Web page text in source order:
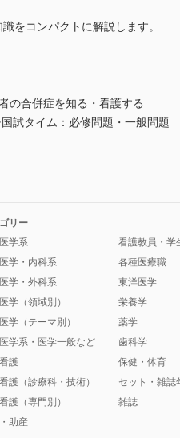
をコンパクトに解説します。
の合併症を知る・看護する
試タイム：必修問題・一般問題
リー
学系
学・内科系
学・外科系
学（領域別）
学（テーマ別）
学系・医学一般など
護
護（診療科・技術）
護（専門別）
助産
看護教員・学
各種医療職
東洋医学
栄養学
薬学
歯科学
保健・体育
セット・雑誌
雑誌